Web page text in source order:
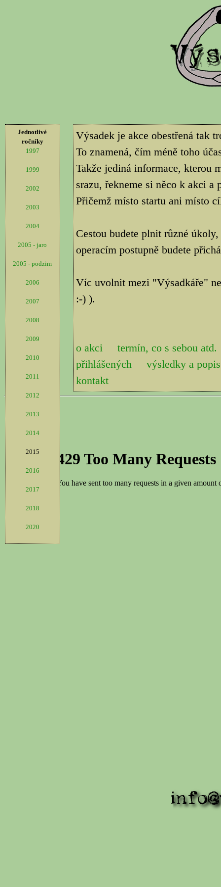
Jednotlivé
ročníky
1997
1999
2002
2003
2004
2005 - jaro
2005 - podzim
2006
2007
2008
2009
2010
2011
2012
2013
2014
2015
2016
2017
2018
2020
Výsadek je akce obestřená tak
To znamená, čím méně toho
Takže jediná informace, kterou
srazu, řekneme si něco k akci a
Přičemž místo startu ani místo
Cestou budete plnit různé
operacím postupně budete
Víc uvolnit mezi "Výsadkáře"
:-) ).
o akci
termín, co s sebou atd.
přihlášených
výsledky a
kontakt